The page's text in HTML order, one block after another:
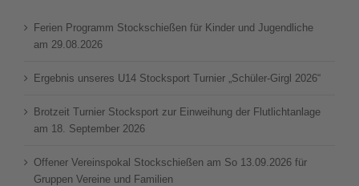
Ferien Programm Stockschießen für Kinder und Jugendliche
am 29.08.2026
Ergebnis unseres U14 Stocksport Turnier „Schüler-Girgl 2026“
Brotzeit Turnier Stocksport zur Einweihung der Flutlichtanlage
am 18. September 2026
Offener Vereinspokal Stockschießen am So 13.09.2026 für
Gruppen Vereine und Familien